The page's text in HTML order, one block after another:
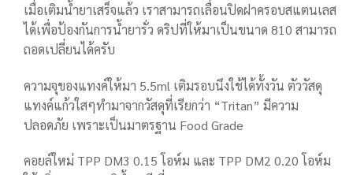
เมื่อเติมน้ำยาเสร็จแล้ว เราสามารถเลื่อนปิดฝาครอบสแตนเลส
ได้เพื่อป้องกันการน้ำยารั่ว ดริปที่ให้มาเป็นขนาด 810 สามารถ
ถอดเปลี่ยนได้ครับ
ความจุของแทงค์ให้มา 5.5ml เติมรอบนึงใช้ได้ทั้งวัน ตัววัสดุ
แทงค์แก้วใสๆทำมาจากวัสดุที่เรียกว่า “Tritan” มีความ
ปลอดภัย เพราะเป็นมาตรฐาน Food Grade
คอยล์ใหม่ TPP DM3 0.15 โอห์ม และ TPP DM2 0.20 โอห์ม